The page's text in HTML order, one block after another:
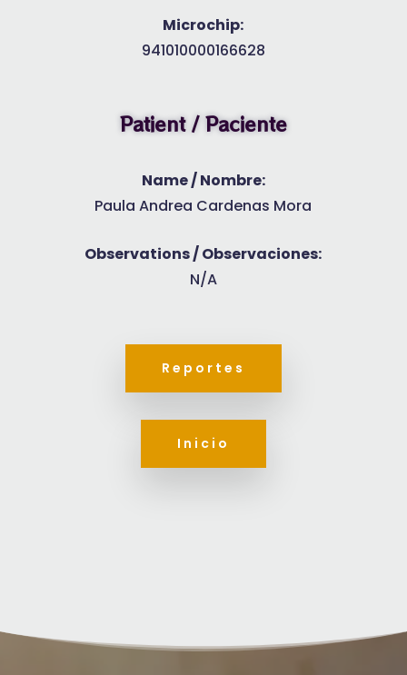
Microchip:
941010000166628
Patient / Paciente
Name / Nombre:
Paula Andrea Cardenas Mora
Observations / Observaciones:
N/A
Reportes
Inicio